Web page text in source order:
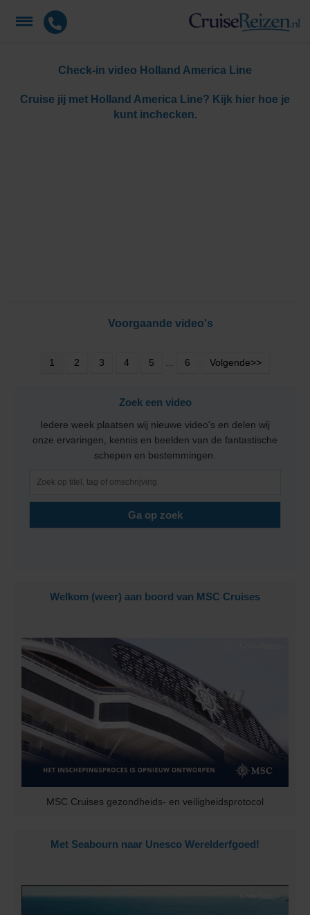
Check-in video Holland America Line
Cruise jij met Holland America Line? Kijk hier hoe je
kunt inchecken.
Voorgaande video's
1 2 3 4 5 ... 6 Volgende>>
Zoek een video
Iedere week plaatsen wij nieuwe video's en delen wij
onze ervaringen, kennis en beelden van de fantastische
schepen en bestemmingen.
Welkom (weer) aan boord van MSC Cruises
MSC Cruises gezondheids- en veiligheidsprotocol
Met Seabourn naar Unesco Werelderfgoed!